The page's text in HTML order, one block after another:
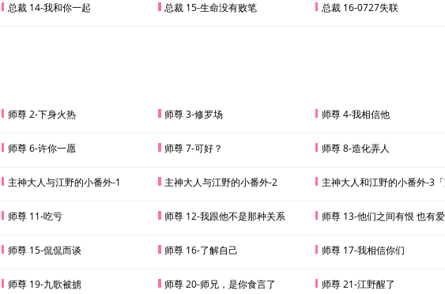
总裁 14-我和你一起 总裁 15-生命没有败笔 总裁 16-0727失联
师尊 2-下身火热 师尊 3-修罗场 师尊 4-我相信他
师尊 6-许你一愿 师尊 7-可好？ 师尊 8-造化弄人
主神大人与江野的小番外-1 主神大人与江野的小番外-2 主神大人和江野的小番外-3
师尊 11-吃亏 师尊 12-我跟他不是那种关系 师尊 13-他们之间有恨 也有爱
师尊 15-侃侃而谈 师尊 16-了解自己 师尊 17-我相信你们
师尊 19-九歌被掳 师尊 20-师兄，是你食言了 师尊 21-江野醒了